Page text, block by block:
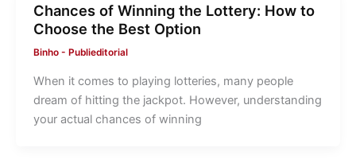
Chances of Winning the Lottery: How to
Choose the Best Option
Binho - Publieditorial
When it comes to playing lotteries, many people
dream of hitting the jackpot. However, understanding
your actual chances of winning